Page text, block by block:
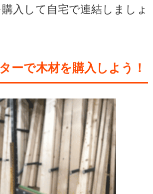
入して自宅で連結しましょ
ーで木材を購入しよう！